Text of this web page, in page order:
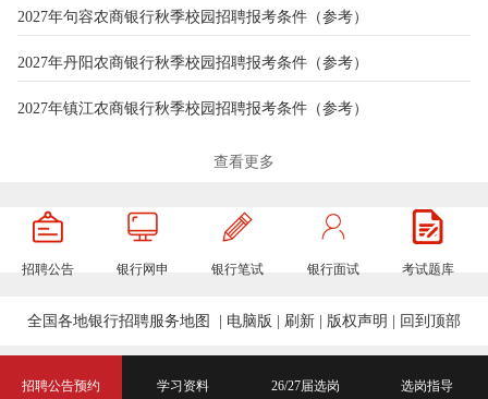
2027年句容农商银行秋季校园招聘报考条件（参考）
2027年丹阳农商银行秋季校园招聘报考条件（参考）
2027年镇江农商银行秋季校园招聘报考条件（参考）
2027年兴业银行秋季校园招聘报考条件（参考）
2027年高邮农商银行秋季校园招聘报考条件（参考）
2027年扬州农商银行秋季校园招聘报考条件（参考）
查看更多
招聘公告 银行网申 银行笔试 银行面试 考试题库
招聘公告预约 学习资料 26/27届选岗 选岗指导
全国各地银行招聘服务地图 电脑版 刷新 版权声明 回到顶部